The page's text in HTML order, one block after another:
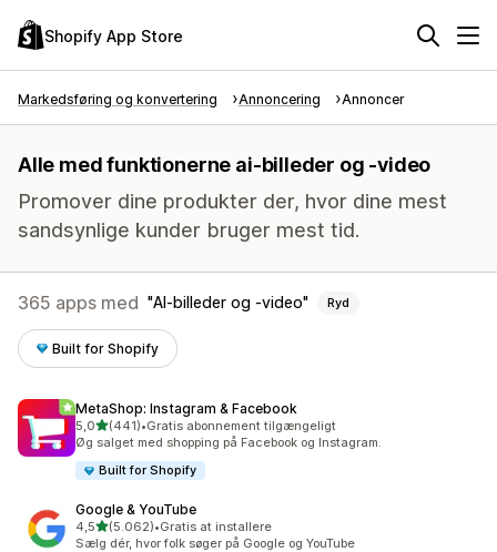
Shopify App Store
Markedsføring og konvertering Annoncering Annoncer
Alle med funktionerne ai-billeder og -video
Promover dine produkter der, hvor dine mest
sandsynlige kunder bruger mest tid.
365 apps med AI-billeder og -video Ryd
Built for Shopify
MetaShop: Instagram & Facebook
5,0ud af 5 stjerner
(441)
441 anmeldelser i alt
•Gratis abonnement tilgængeligt
Øg salget med shopping på Facebook og Instagram.
Built for Shopify
Google & YouTube
4,5ud af 5 stjerner
(5.062)
5062 anmeldelser i alt
•Gratis at installere
Sælg dér, hvor folk søger på Google og YouTube